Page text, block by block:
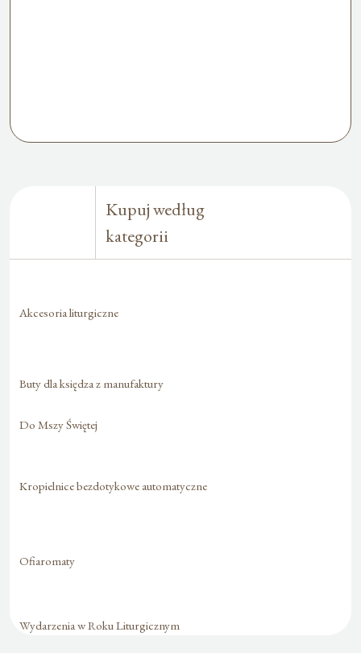
Kupuj według
kategorii
Akcesoria liturgiczne
Buty dla księdza z manufaktury
Do Mszy Świętej
Kropielnice bezdotykowe automatyczne
Ofiaromaty
Wydarzenia w Roku Liturgicznym